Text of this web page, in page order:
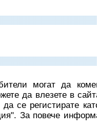
могат да
да влезете в
се регистирате
За повече